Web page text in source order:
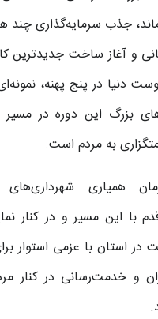
جذب سرمایه‌گذاری چند
و آغاز ساخت جدیدترین
دنیا در پنج پهنه،
بزرگ این دوره در مسیر
به مردم است.
همیاری شهرداری‌های
با این مسیر و در کنار
در استان با عزمی استوار
و خدمت‌رسانی در کنار